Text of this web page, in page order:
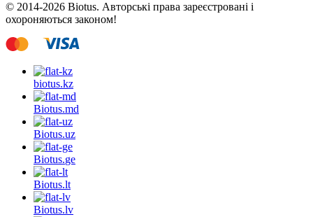
© 2014-2026 Biotus. Авторські права зареєстровані і
охороняються законом!
biotus.kz
Biotus.md
Biotus.uz
Biotus.ge
Biotus.lt
Biotus.lv